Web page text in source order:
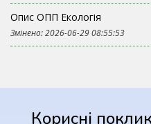
Опис ОПП Екологія
Змінено: 2026-06-29 08:55:53
Корисні